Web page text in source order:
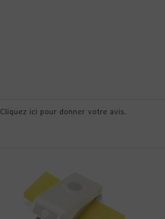
Cliquez ici pour donner votre avis.